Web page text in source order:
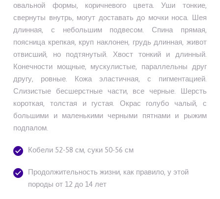
овальной формы, коричневого цвета. Уши тонкие,
свернуты внутрь, могут доставать до мочки носа. Шея
длинная, с небольшим подвесом. Спина прямая,
поясница крепкая, круп наклонен, грудь длинная, живот
отвисший, но подтянутый. Хвост тонкий и длинный.
Конечности мощные, мускулистые, параллельны друг
другу, ровные. Кожа эластичная, с пигментацией.
Слизистые бесшерстные части, все черные. Шерсть
короткая, толстая и густая. Окрас голубо чалый, с
большими и маленькими черными пятнами и рыжим
подпалом.
Кобели 52-58 см, суки 50-56 см
Продолжительность жизни, как правило, у этой
породы от 12 до 14 лет